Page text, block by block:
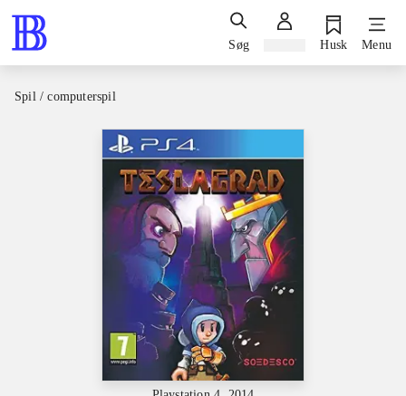
Søg Husk Menu
Spil / computerspil